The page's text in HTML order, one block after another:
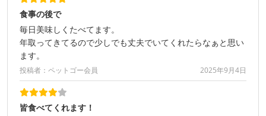
食事の後で
毎日美味しくたべてます。
年取ってきてるので少しでも丈夫でいてくれたらなぁと思い
ます。
投稿者：ペットゴー会員 2025年9月4日
皆食べてくれます！